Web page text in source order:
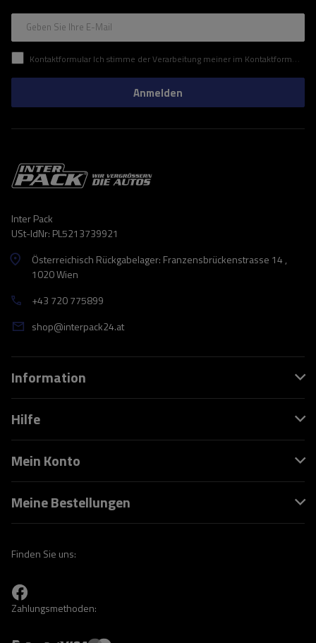
Geben Sie Ihre E-Mail
Kontaktformular Ich stimme der Verarbeitung meiner im Kontaktformular enthaltenen personenbezogenen Daten gemäß der Verordnung (EU) des Europäischen Parlaments und des Rates zu.
Anmelden
Inter Pack
USt-IdNr: PL5213739921
Österreichisch Rückgabelager: Franzensbrückenstrasse 14 ,
1020 Wien
+43 720 775899
shop@interpack24.at
Information
Hilfe
Mein Konto
Meine Bestellungen
Finden Sie uns:
Zahlungsmethoden: